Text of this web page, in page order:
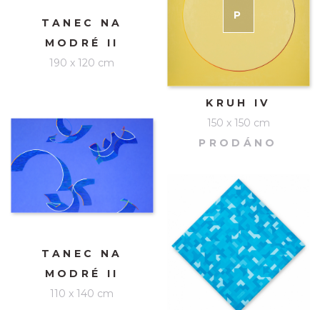
TANEC NA
MODRÉ II
190 x 120 cm
TANEC NA
MODRÉ II
110 x 140 cm
P RODÁNO
KRUH IV
150 x 150 cm
PRODÁNO